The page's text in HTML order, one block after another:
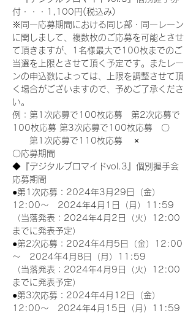
付・・・1,100円(税込み)
※同一応募期間における同じ部・同一レーン
に関しまして、複数枚のご応募を可能とさせ
て頂きますが、1名様最大で100枚までのご
当選を上限とさせて頂く予定です。またレー
ンの申込数によっては、上限を調整させて頂
く場合がございますので、予めご了承くださ
い。
例：第1次応募で100枚応募　第2次応募で
100枚応募 第3次応募で100枚応募　〇
第1次応募で110枚応募　 ×
〇応募期間
◆『デジタルブロマイドvol.3』個別握手会
応募期間
●第1次応募：2024年3月29日（金）
12:00～　2024年4月1日（月）11:59
（当落発表：2024年4月2日（火）12:00
までに発表予定）
●第2次応募：2024年4月5日（金）12:00
～　2024年4月8日（月）11:59
（当落発表：2024年4月9日（火）12:00
までに発表予定）
●第3次応募：2024年4月12日（金）
12:00～　2024年4月15日（月）11:59